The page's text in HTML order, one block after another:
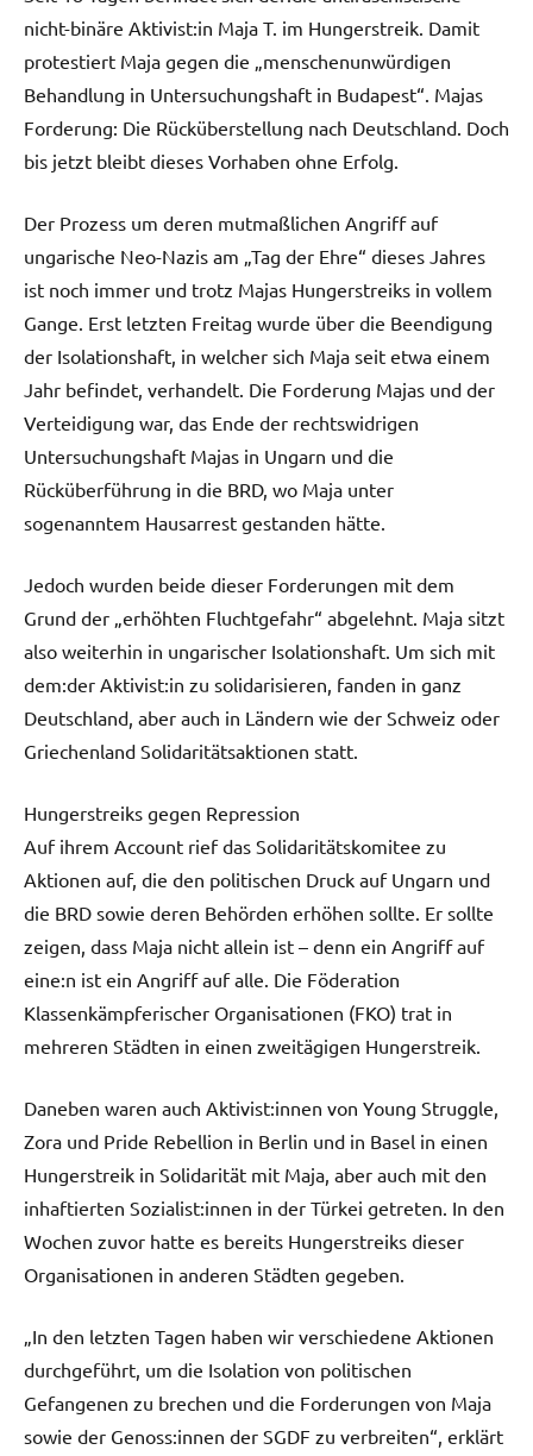
nicht-binäre Aktivist:in Maja T. im Hungerstreik. Damit
protestiert Maja gegen die „menschenunwürdigen
Behandlung in Untersuchungshaft in Budapest“. Majas
Forderung: Die Rücküberstellung nach Deutschland. Doch
bis jetzt bleibt dieses Vorhaben ohne Erfolg.
Der Prozess um deren mutmaßlichen Angriff auf
ungarische Neo-Nazis am „Tag der Ehre“ dieses Jahres
ist noch immer und trotz Majas Hungerstreiks in vollem
Gange. Erst letzten Freitag wurde über die Beendigung
der Isolationshaft, in welcher sich Maja seit etwa einem
Jahr befindet, verhandelt. Die Forderung Majas und der
Verteidigung war, das Ende der rechtswidrigen
Untersuchungshaft Majas in Ungarn und die
Rücküberführung in die BRD, wo Maja unter
sogenanntem Hausarrest gestanden hätte.
Jedoch wurden beide dieser Forderungen mit dem
Grund der „erhöhten Fluchtgefahr“ abgelehnt. Maja sitzt
also weiterhin in ungarischer Isolationshaft. Um sich mit
dem:der Aktivist:in zu solidarisieren, fanden in ganz
Deutschland, aber auch in Ländern wie der Schweiz oder
Griechenland Solidaritätsaktionen statt.
Hungerstreiks gegen Repression
Auf ihrem Account rief das Solidaritätskomitee zu
Aktionen auf, die den politischen Druck auf Ungarn und
die BRD sowie deren Behörden erhöhen sollte. Er sollte
zeigen, dass Maja nicht allein ist – denn ein Angriff auf
eine:n ist ein Angriff auf alle. Die Föderation
Klassenkämpferischer Organisationen (FKO) trat in
mehreren Städten in einen zweitägigen Hungerstreik.
Daneben waren auch Aktivist:innen von Young Struggle,
Zora und Pride Rebellion in Berlin und in Basel in einen
Hungerstreik in Solidarität mit Maja, aber auch mit den
inhaftierten Sozialist:innen in der Türkei getreten. In den
Wochen zuvor hatte es bereits Hungerstreiks dieser
Organisationen in anderen Städten gegeben.
„In den letzten Tagen haben wir verschiedene Aktionen
durchgeführt, um die Isolation von politischen
Gefangenen zu brechen und die Forderungen von Maja
sowie der Genoss:innen der SGDF zu verbreiten“, erklärt